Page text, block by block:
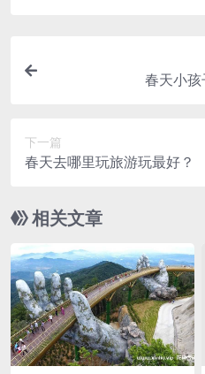
春天小孩
下一篇
春天去哪里玩旅游玩最好？
相关文章